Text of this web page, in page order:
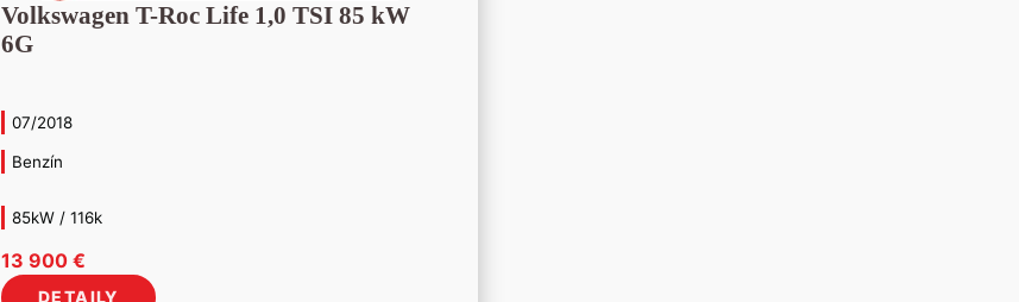
Volkswagen T-Roc Life 1,0 TSI 85 kW
6G
07/2018
Benzín
85kW / 116k
13 900 €
DETAILY